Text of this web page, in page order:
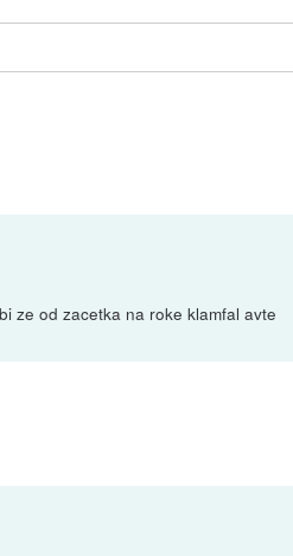
ze od zacetka na roke klamfal avte